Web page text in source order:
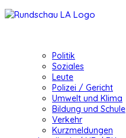
Politik
Soziales
Leute
Polizei / Gericht
Umwelt und Klima
Bildung und Schule
Verkehr
Kurzmeldungen